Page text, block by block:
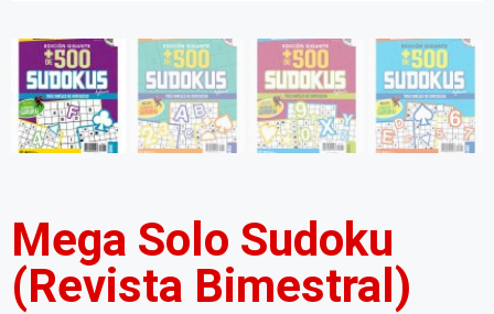
Mega Solo Sudoku
(Revista Bimestral)